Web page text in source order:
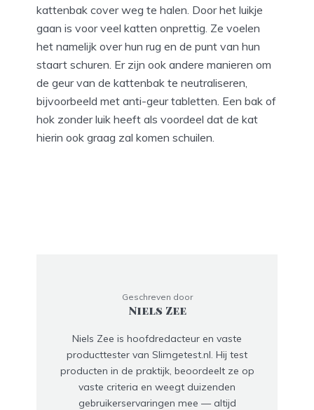
kattenbak cover weg te halen. Door het luikje
gaan is voor veel katten onprettig. Ze voelen
het namelijk over hun rug en de punt van hun
staart schuren. Er zijn ook andere manieren om
de geur van de kattenbak te neutraliseren,
bijvoorbeeld met anti-geur tabletten. Een bak of
hok zonder luik heeft als voordeel dat de kat
hierin ook graag zal komen schuilen.
Geschreven door
Niels Zee
Niels Zee is hoofdredacteur en vaste
producttester van Slimgetest.nl. Hij test
producten in de praktijk, beoordeelt ze op
vaste criteria en weegt duizenden
gebruikerservaringen mee — altijd